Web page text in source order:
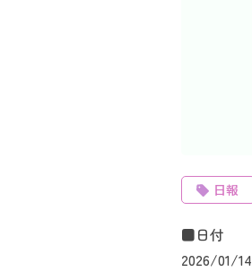
日報
■日付
2026/01/14